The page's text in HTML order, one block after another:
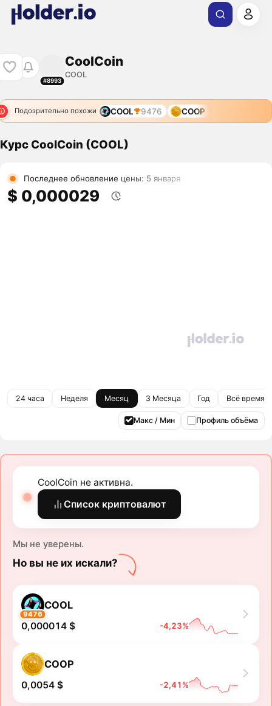
#8993
CoolCoin
COOL
Подозрительно похожи COOL 9476 COOP
Курс CoolCoin (COOL)
Последнее обновление цены: 5 января
$ 0,000029
24 часа Неделя Месяц 3 Месяца Год Всё время
Макс / Мин Профиль объёма
CoolCoin не активна.
Список криптовалют
Мы не уверены.
Но вы не их искали?
9476
COOL
0,000014 $ -4,23%
COOP
0,0054 $ -2,41%